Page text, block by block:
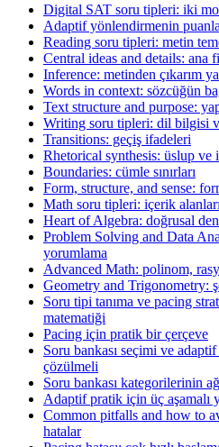
Digital SAT soru tipleri: iki
Adaptif yönlendirmenin
Reading soru tipleri: metin
Central ideas and details: ana
Inference: metinden çıkarım
Words in context: sözcüğün
Text structure and purpose:
Writing soru tipleri: dil bilgisi
Transitions: geçiş ifadeleri
Rhetorical synthesis: üslup ve
Boundaries: cümle sınırları
Form, structure, and sense:
Math soru tipleri: içerik
Heart of Algebra: doğrusal
Problem Solving and Data
yorumlama
Advanced Math: polinom,
Geometry and Trigonometry:
Soru tipi tanıma ve pacing
matematiği
Pacing için pratik bir çerçeve
Soru bankası seçimi ve
çözülmeli
Soru bankası kategorilerinin
Adaptif pratik için üç aşamalı
Common pitfalls and how to
hatalar